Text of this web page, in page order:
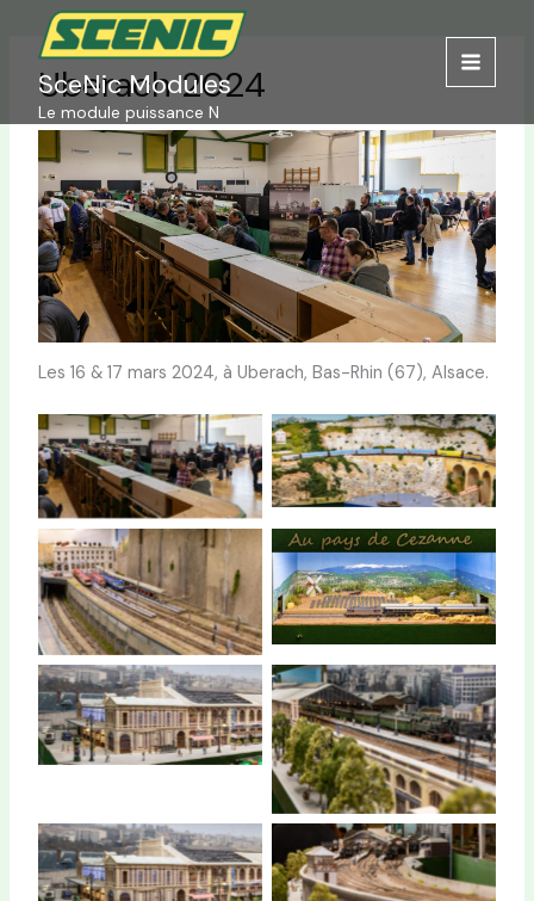
contenuSceNic Modules
Le module puissance N
Uberach 2024
Les 16 & 17 mars 2024, à Uberach, Bas-Rhin (67), Alsace.
Uberach 2024 On dirait le Sud
Gare de St Paul Au Pays de Cézanne
Gare de la Bastille
Gare de la Bastille
Gare de la Bastille Gare de la Bastille